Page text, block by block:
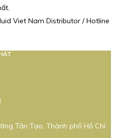
Viet Nam Distributor / Hotline
Tân Tạo, Thành phố Hồ Chí